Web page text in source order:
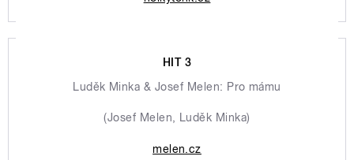
HIT 3
Luděk Minka & Josef Melen: Pro mámu
(Josef Melen, Luděk Minka)
melen.cz